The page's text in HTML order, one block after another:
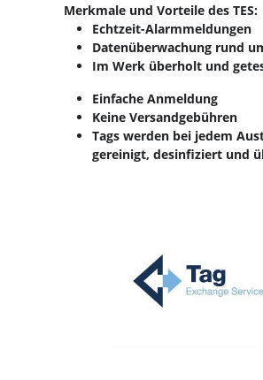
Merkmale und Vorteile des TES:
Echtzeit-Alarmmeldungen
Datenüberwachung rund
Im Werk überholt und
Einfache Anmeldung
Keine Versandgebühren
Tags werden bei jedem
gereinigt, desinfiziert und